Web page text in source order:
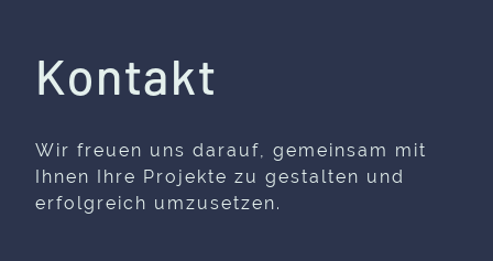
Kontakt
Wir freuen uns darauf, gemeinsam mit
Ihnen Ihre Projekte zu gestalten und
erfolgreich umzusetzen.